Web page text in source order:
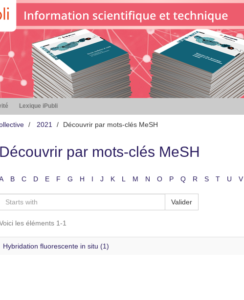
Lexique iPubli
2021 Découvrir par mots-clés MeSH
Découvrir par mots-clés MeSH
B C D E F G H I J K L M N O P Q R S T U V
Valider
les éléments 1-1
Hybridation fluorescente in situ (1)